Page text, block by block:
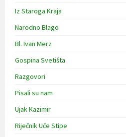
Iz Staroga Kraja
Narodno Blago
Bl. Ivan Merz
Gospina Svetišta
Razgovori
Pisali su nam
Ujak Kazimir
Riječnik Uče Stipe